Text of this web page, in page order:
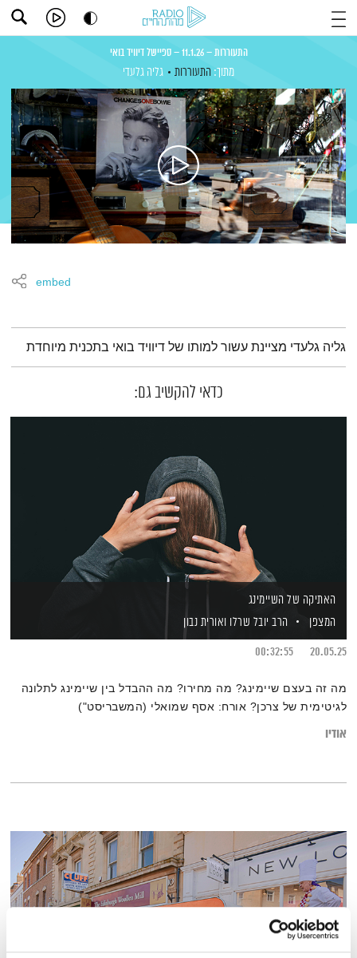
התעוררות – 11.1.26 – ספיישל דיוויד בואי
מתוך: התעוררות גליה גלעדי
embed
תמצית הפודקאסט
גליה גלעדי מציינת עשור למותו של דיוויד בואי בתכנית מיוחדת
כדאי להקשיב גם:
האתיקה של השיימינג
המצפן
הרב יובל שרלו ואורית נבון
20.05.25
00:32:55
מה זה בעצם שיימינג? מה מחירו? מה ההבדל בין שיימינג לתלונה
לגיטימית של צרכן? אורח: אסף שמואלי (המשבריסט")
אודיו